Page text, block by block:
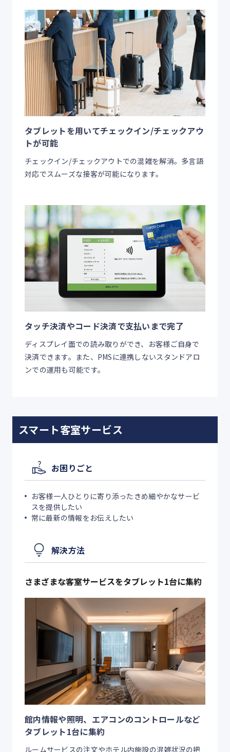
タブレットを用いてチェックイン/チェックアウ
トが可能
チェックイン/チェックアウトでの混雑を解消。多言語
対応でスムーズな接客が可能になります。
タッチ決済やコード決済で支払いまで完了
ディスプレイ面での読み取りができ、お客様ご自身で
決済できます。また、PMSに連携しないスタンドアロ
ンでの運用も可能です。
スマート客室サービス
お困りごと
お客様一人ひとりに寄り添ったきめ細やかなサービ
スを提供したい
常に最新の情報をお伝えしたい
解決方法
さまざまな客室サービスをタブレット1台に集約
館内情報や照明、エアコンのコントロールなど
タブレット1台に集約
ルームサービスの注文やホテル内施設の混雑状況の把